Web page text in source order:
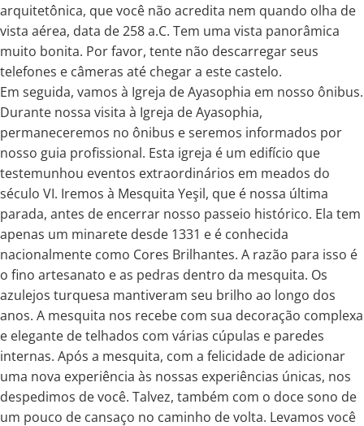
arquitetônica, que você não acredita nem quando olha de
vista aérea, data de 258 a.C. Tem uma vista panorâmica
muito bonita. Por favor, tente não descarregar seus
telefones e câmeras até chegar a este castelo.
Em seguida, vamos à Igreja de Ayasophia em nosso ônibus.
Durante nossa visita à Igreja de Ayasophia,
permaneceremos no ônibus e seremos informados por
nosso guia profissional. Esta igreja é um edifício que
testemunhou eventos extraordinários em meados do
século VI. Iremos à Mesquita Yeşil, que é nossa última
parada, antes de encerrar nosso passeio histórico. Ela tem
apenas um minarete desde 1331 e é conhecida
nacionalmente como Cores Brilhantes. A razão para isso é
o fino artesanato e as pedras dentro da mesquita. Os
azulejos turquesa mantiveram seu brilho ao longo dos
anos. A mesquita nos recebe com sua decoração complexa
e elegante de telhados com várias cúpulas e paredes
internas. Após a mesquita, com a felicidade de adicionar
uma nova experiência às nossas experiências únicas, nos
despedimos de você. Talvez, também com o doce sono de
um pouco de cansaço no caminho de volta. Levamos você